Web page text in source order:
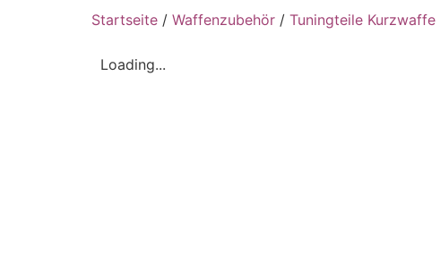
Startseite / Waffenzubehör / Tuningteile Kurzwaffe
Loading...